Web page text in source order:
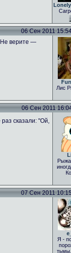
06 Сен 2011
Не верите —
Лис
06 Сен 2011
сказали: "Ой,
07 Сен 2011
Я -